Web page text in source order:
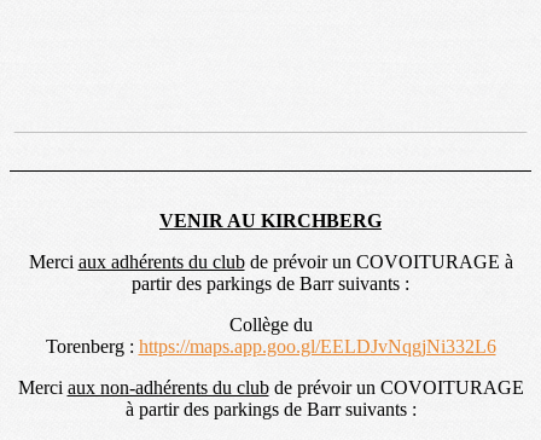
VENIR AU KIRCHBERG
Merci aux adhérents du clubde prévoir un COVOITURAGE à
partir des parkings de Barr suivants :
Collège du
Torenberg : https://maps.app.goo.gl/EELDJvNqgjNi332L6
Merci aux non-adhérents du clubde prévoir un COVOITURAGE
à partir des parkings de Barr suivants :